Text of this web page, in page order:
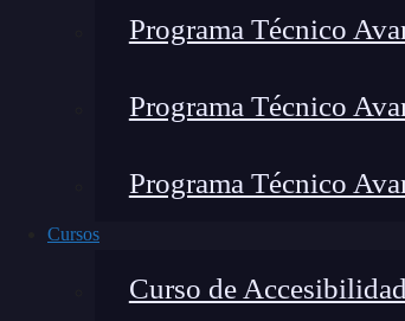
Programa Técnico
Programa Técnico
Programa Técnico
Cursos
Curso de